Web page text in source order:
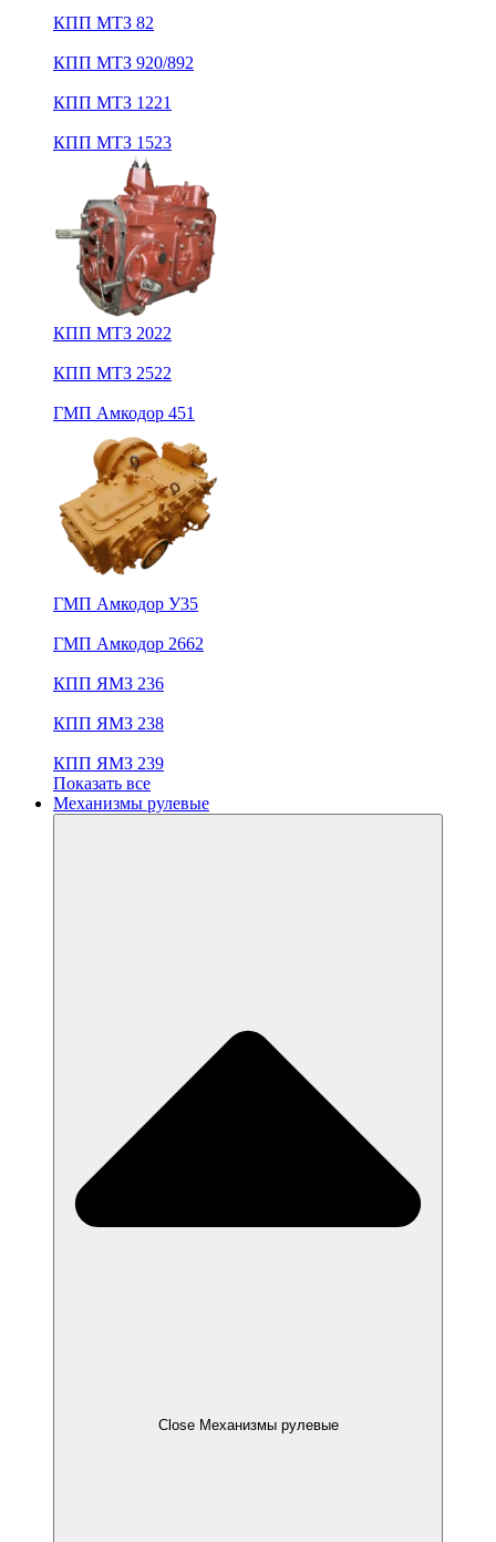
КПП МТЗ 82
КПП МТЗ 920/892
КПП МТЗ 1221
КПП МТЗ 1523
КПП МТЗ 2022
КПП МТЗ 2522
ГМП Амкодор 451
ГМП Амкодор У35
ГМП Амкодор 2662
КПП ЯМЗ 236
КПП ЯМЗ 238
КПП ЯМЗ 239
Показать все
Механизмы рулевые
Close Механизмы рулевые